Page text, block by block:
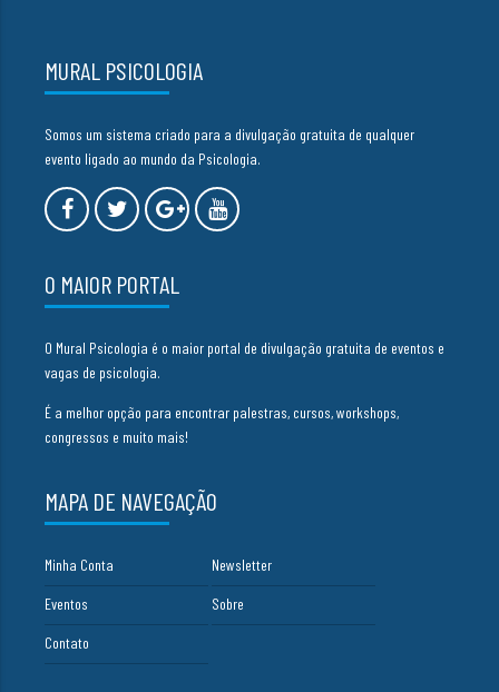
MURAL PSICOLOGIA
Somos um sistema criado para a divulgação gratuita de qualquer
evento ligado ao mundo da Psicologia.
O MAIOR PORTAL
O Mural Psicologia é o maior portal de divulgação gratuita de eventos e
vagas de psicologia.
É a melhor opção para encontrar palestras, cursos, workshops,
congressos e muito mais!
MAPA DE NAVEGAÇÃO
Minha Conta Newsletter
Eventos Sobre
Contato